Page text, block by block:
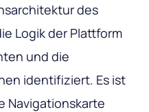
des
Logik der Plattform
und die
identifiziert. Es ist
Navigationskarte